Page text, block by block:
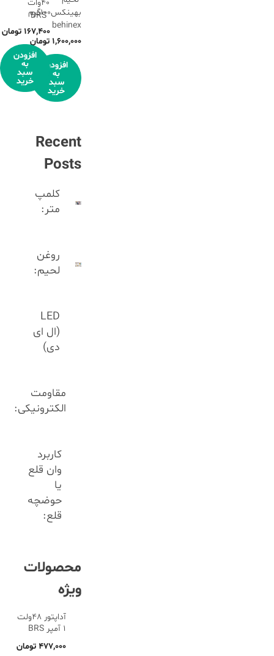
بهینکس100گرم
behinex
۱,۶۰۰,۰۰۰ تومان
افزودن
به
سبد
خرید
40وات
BRS
۱۶۷,۴۰۰ تومان
افزودن
به
سبد
خرید
Recent
Posts
کلمپ
متر:
روغن
لحیم:
LED
(ال ای
دی)
مقاومت
الکترونیکی:
کاربرد
وان قلع
یا
حوضچه
قلع:
محصولات
ویژه
آداپتور 48ولت
1 آمپر BRS
۴۷۷,۰۰۰ تومان